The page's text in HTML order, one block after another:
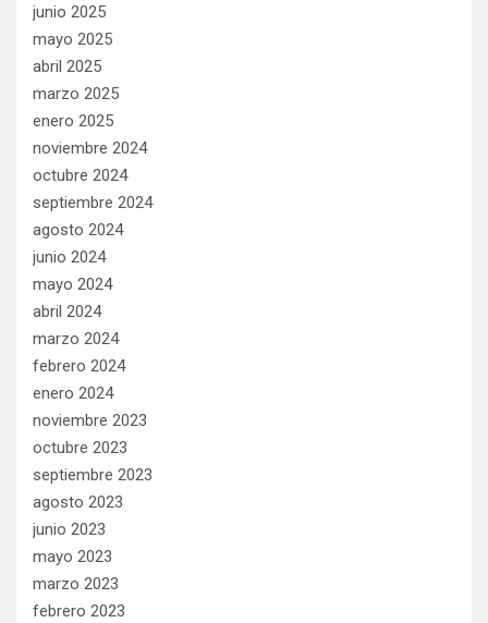
junio 2025
mayo 2025
abril 2025
marzo 2025
enero 2025
noviembre 2024
octubre 2024
septiembre 2024
agosto 2024
junio 2024
mayo 2024
abril 2024
marzo 2024
febrero 2024
enero 2024
noviembre 2023
octubre 2023
septiembre 2023
agosto 2023
junio 2023
mayo 2023
marzo 2023
febrero 2023